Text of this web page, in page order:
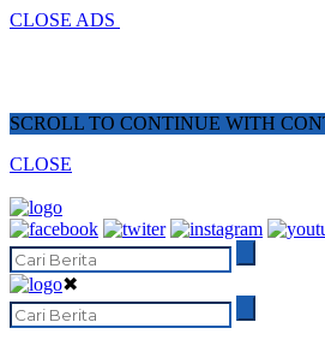
CLOSE ADS
SCROLL TO CONTINUE WITH
CLOSE
✖